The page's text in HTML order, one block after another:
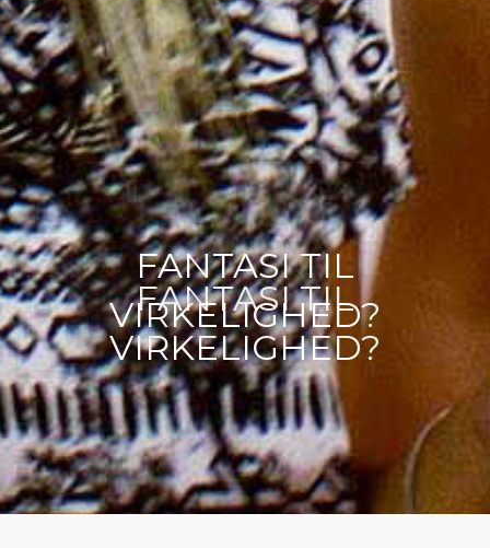
FANTASI TIL
VIRKELIGHED?
FANTASI TIL
VIRKELIGHED?